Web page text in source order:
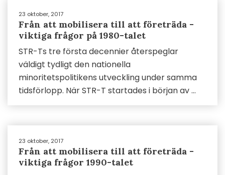
23 oktober, 2017
Från att mobilisera till att företräda -
viktiga frågor på 1980-talet
STR-Ts tre första decennier återspeglar
väldigt tydligt den nationella
minoritetspolitikens utveckling under samma
tidsförlopp. När STR-T startades i början av ...
23 oktober, 2017
Från att mobilisera till att företräda -
viktiga frågor 1990-talet